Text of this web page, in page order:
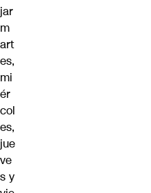
jar
m
art
es,
mi
ér
col
es,
jue
ve
s y